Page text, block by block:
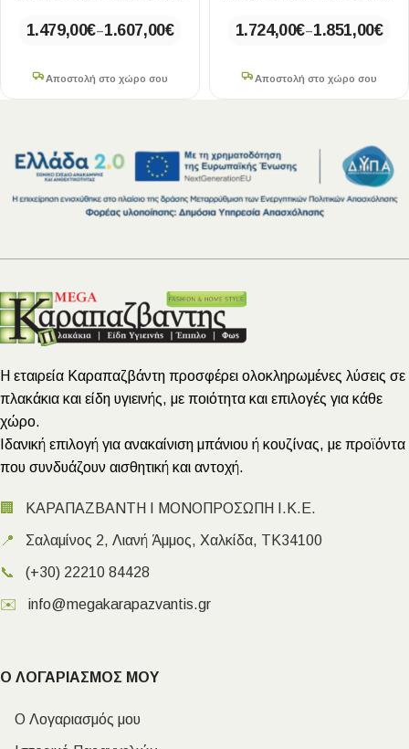
1.479,00€–1.607,00€
Αποστολή στο χώρο σου
1.724,00€–1.851,00€
Αποστολή στο χώρο σου
Η εταιρεία Καραπαζβάντη προσφέρει ολοκληρωμένες λύσεις σε
πλακάκια και είδη υγιεινής, με ποιότητα και επιλογές για κάθε
χώρο.
Ιδανική επιλογή για ανακαίνιση μπάνιου ή κουζίνας, με προϊόντα
που συνδυάζουν αισθητική και αντοχή.
🏢 ΚΑΡΑΠΑΖΒΑΝΤΗ Ι ΜΟΝΟΠΡΟΣΩΠΗ Ι.Κ.Ε.
📍 Σαλαμίνος 2, Λιανή Άμμος, Χαλκίδα, ΤΚ34100
📞 (+30) 22210 84428
✉️ info@megakarapazvantis.gr
Ο ΛΟΓΑΡΙΑΣΜΟΣ ΜΟΥ
Ο Λογαριασμός μου